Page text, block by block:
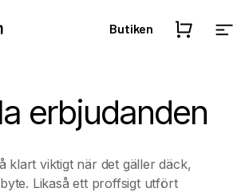
Butiken
erbjudanden
klart viktigt när det gäller däck,
Likaså ett proffsigt utfört